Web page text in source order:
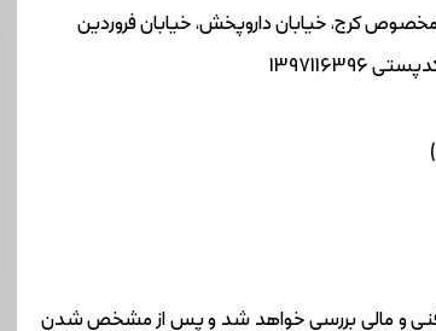
18 جاده مخصوص کرج، خیابان داروپخش، خیابان فروردین
فنی و مالی بررسی خواهد شد و پس از مشخص شدن